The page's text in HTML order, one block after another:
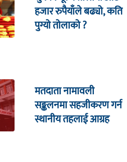
हजार रुपैयाँले बढ्यो, कति
पुग्यो तोलाको ?
मतदाता नामावली
सङ्कलनमा सहजीकरण गर्न
स्थानीय तहलाई आग्रह